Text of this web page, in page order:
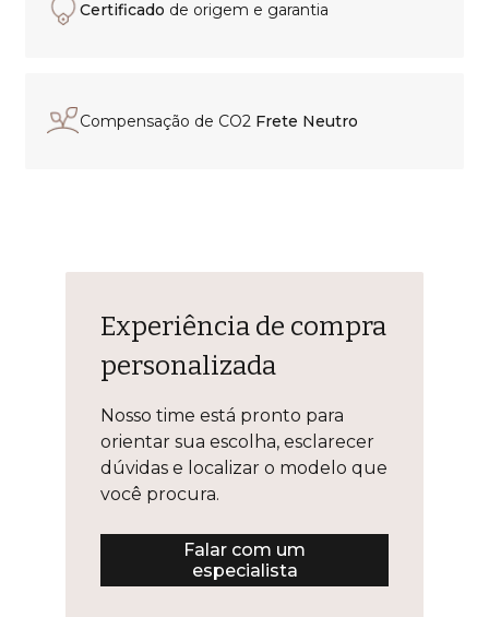
Certificado de origem e garantia
Compensação de CO2 Frete Neutro
Experiência de compra
personalizada
Nosso time está pronto para
orientar sua escolha, esclarecer
dúvidas e localizar o modelo que
você procura.
Falar com um
especialista